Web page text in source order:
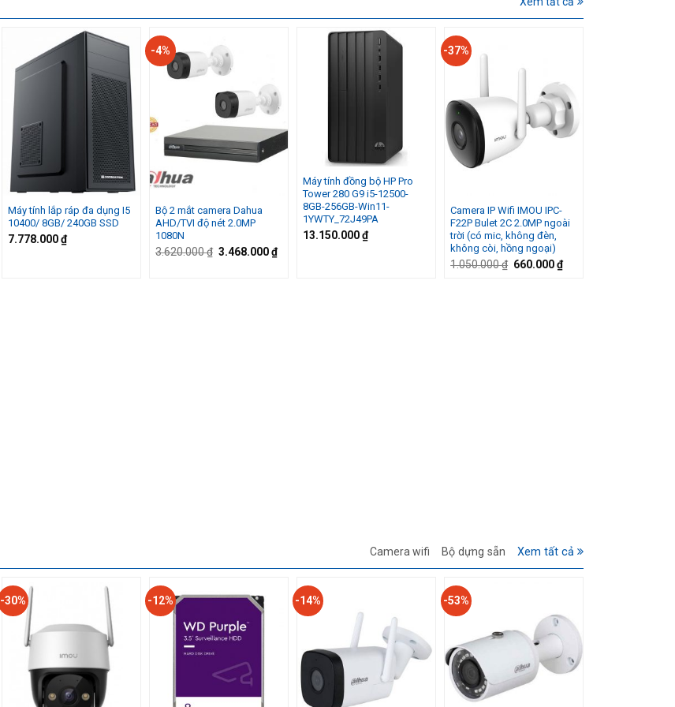
Máy tính lắp ráp đa dụng I5
10400/ 8GB/ 240GB SSD
7.778.000₫
-4%
Bộ 2 mắt camera Dahua
AHD/TVI độ nét 2.0MP
1080N
3.620.000₫ Giá
3.468.000₫Giá
hiện
Máy tính đồng bộ HP Pro
Tower 280 G9 i5-12500-
8GB-256GB-Win11-
1YWTY_72J49PA
13.150.000₫
-37%
Camera IP Wifi IMOU IPC-
F22P Bulet 2C 2.0MP ngoài
trời (có mic, không đèn,
không còi, hồng ngoại)
1.050.000₫ Giá
660.000₫Giá
hiện
Camera wifi Bộ dựng sẵn Xem tất cả
-30% -12% -14% -53%